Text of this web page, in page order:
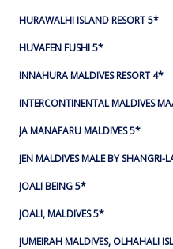
HURAWALHI ISLAND RESORT 5*
HUVAFEN FUSHI 5*
INNAHURA MALDIVES RESORT 4*
INTERCONTINENTAL MALDIVES
JA MANAFARU MALDIVES 5*
JEN MALDIVES MALE BY SHANGRI-
JOALI BEING 5*
JOALI, MALDIVES 5*
JUMEIRAH MALDIVES, OLHAHALI